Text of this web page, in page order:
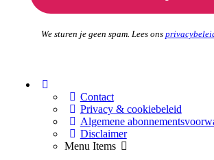
We sturen je geen spam. Lees ons
Items Contact
Privacy & cookiebeleid
Algemene
Disclaimer
Menu Items